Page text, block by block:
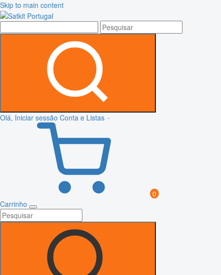
Skip to main content
Olá, Iniciar sessão Conta e Listas
0
Carrinho